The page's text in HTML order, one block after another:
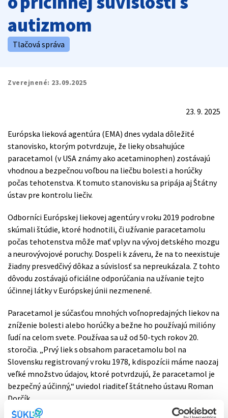
autizmom
Tlačová správa
Zverejnené: 23.09.2025
23. 9. 2025
Európska lieková agentúra (EMA) dnes vydala dôležité
stanovisko, ktorým potvrdzuje, že lieky obsahujúce
paracetamol (v USA známy ako acetaminophen) zostávajú
vhodnou a bezpečnou voľbou na liečbu bolesti a horúčky
počas tehotenstva. K tomuto stanovisku sa pripája aj Štátny
ústav pre kontrolu liečiv.
Odborníci Európskej liekovej agentúry v roku 2019 podrobne
skúmali štúdie, ktoré hodnotili, či užívanie paracetamolu
počas tehotenstva môže mať vplyv na vývoj detského mozgu
a neurovývojové poruchy. Dospeli k záveru, že na to neexistuje
žiadny presvedčivý dôkaz a súvislosť sa nepreukázala. Z tohto
dôvodu zostávajú oficiálne odporúčania na užívanie tejto
účinnej látky v Európskej únii nezmenené.
Paracetamol je súčasťou mnohých voľnopredajných liekov na
zníženie bolesti alebo horúčky a bežne ho používajú milióny
ľudí na celom svete. Používaa sa už od 50-tych rokov 20.
storočia. „Prvý liek s obsahom paracetamolu bol na
Slovensku registrovaný v roku 1978, k dispozícii máme naozaj
veľké množstvo údajov, ktoré potvrdzujú, že paracetamol je
bezpečný a účinný,“ uviedol riaditeľ štátneho ústavu Roman
Dorčík.